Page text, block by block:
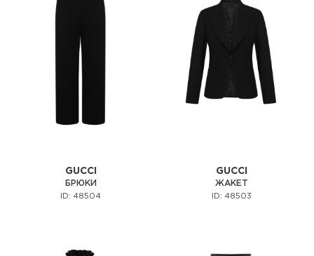
GUCCI
БРЮКИ
ID: 48504
GUCCI
ЖАКЕТ
ID: 48503